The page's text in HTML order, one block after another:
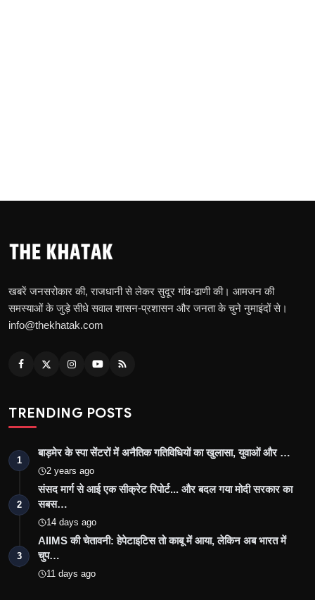
खबरें जनसरोकार की, राजधानी से लेकर सुदूर गांव-ढाणी की। आमजन की
समस्याओं के जुड़े सीधे सवाल शासन-प्रशासन और जनता के चुने नुमाइंदों से।
info@thekhatak.com
TRENDING POSTS
1
बाड़मेर के स्पा सेंटरों में अनैतिक गतिविधियों का खुलासा, युवाओं और …
2 years ago
2
संसद मार्ग से आई एक सीक्रेट रिपोर्ट... और बदल गया मोदी सरकार का
सबस…
14 days ago
3
AIIMS की चेतावनी: हेपेटाइटिस तो काबू में आया, लेकिन अब भारत में
चुप…
11 days ago